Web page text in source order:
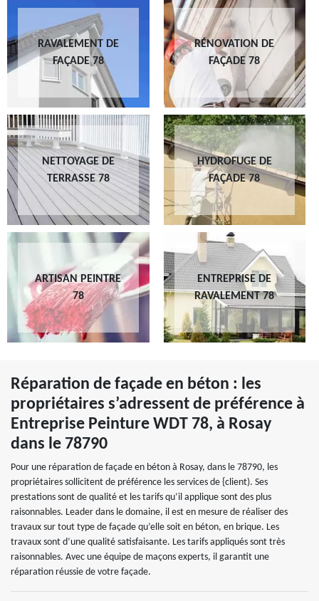
RAVALEMENT DE
FAÇADE 78
RÉNOVATION DE
FAÇADE 78
NETTOYAGE DE
TERRASSE 78
HYDROFUGE DE
FAÇADE 78
ARTISAN PEINTRE
78
ENTREPRISE DE
RAVALEMENT 78
Réparation de façade en béton : les
propriétaires s’adressent de préférence à
Entreprise Peinture WDT 78, à Rosay
dans le 78790
Pour une réparation de façade en béton à Rosay, dans le 78790, les
propriétaires sollicitent de préférence les services de {client). Ses
prestations sont de qualité et les tarifs qu’il applique sont des plus
raisonnables. Leader dans le domaine, il est en mesure de réaliser des
travaux sur tout type de façade qu’elle soit en béton, en brique. Les
travaux sont d’une qualité satisfaisante. Les tarifs appliqués sont très
raisonnables. Avec une équipe de maçons experts, il garantit une
réparation réussie de votre façade.